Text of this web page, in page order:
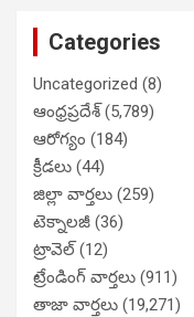
Categories
Uncategorized (8)
ఆంధ్రప్రదేశ్(5,789)
ఆరోగ్యం (184)
క్రీడలు (44)
జిల్లా వార్తలు (259)
టెక్నాలజీ (36)
ట్రావెల్(12)
ట్రేండింగ్ వార్తలు (911)
తాజా వార్తలు (19,271)